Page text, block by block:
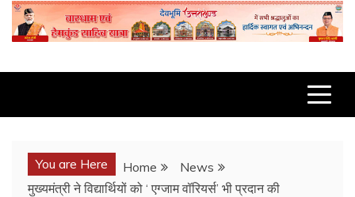
You are Here Home
News
मुख्यमंत्री ने विद्यार्थियों को ‘ एग्जाम वॉरियर्स’ भी प्रदान की